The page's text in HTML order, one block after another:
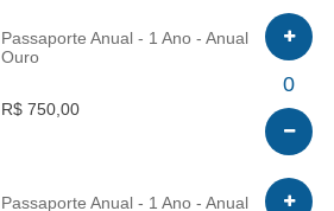
Passaporte Anual - 1 Ano - Anual
Ouro
R$ 750,00
0
Passaporte Anual - 1 Ano - Anual